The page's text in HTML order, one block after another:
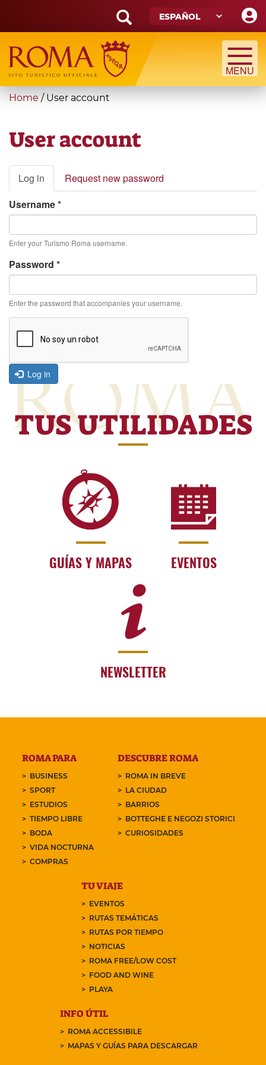
main
content
Search
form
Búsqueda
You
here
Home / User account
User account
Primary
tabs
Log in (active
tab)
Request new password
Username*
Enter your Turismo Roma username.
Password *
Enter the password that accompanies your username.
Log in
TUS UTILIDADES
GUÍAS Y MAPAS EVENTOS
NEWSLETTER
ROMA PARA
BUSINESS
SPORT
ESTUDIOS
TIEMPO LIBRE
BODA
VIDA NOCTURNA
COMPRAS
DESCUBRE ROMA
ROMA IN BREVE
LA CIUDAD
BARRIOS
BOTTEGHE E NEGOZI STORICI
CURIOSIDADES
TU VIAJE
EVENTOS
RUTAS TEMÁTICAS
RUTAS POR TIEMPO
NOTICIAS
ROMA FREE/LOW COST
FOOD AND WINE
PLAYA
INFO ÚTIL
ROMA ACCESSIBILE
MAPAS Y GUÍAS PARA DESCARGAR